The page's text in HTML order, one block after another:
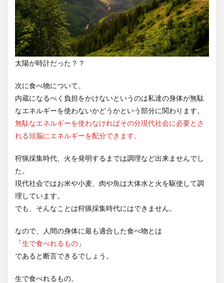
太陽が時計だった？？
次に食べ物について。
内蔵になるべく負担をかけないというのは私達の身体が無駄
なエネルギーを使わないかどうかという部分に関わります。
無駄なエネルギーを使わなければその分現代社会に必要とさ
れる頭脳にエネルギーを配分できます。
狩猟採集時代、火を発明するまでは調理など出来ませんでし
た。
現代社会ではお米や小麦、肉や魚は大体水と火を駆使して調
理しています。
でも、そんなことは狩猟採集時代にはできません。
なので、人間の身体に最も適合した食べ物とは
「生で食べれるもの 」
であると断言できるでしょう。
生で食べれるもの。